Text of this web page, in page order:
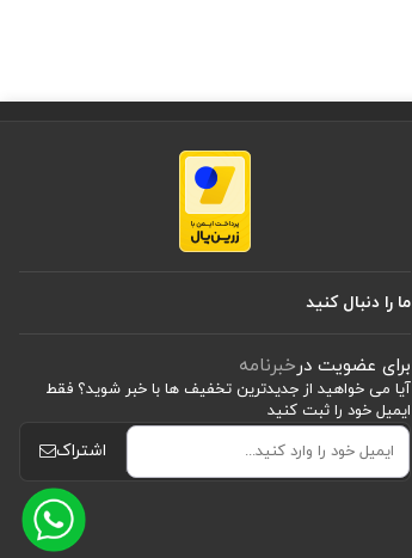
ما را دنبال کنید
برای عضویت درخبرنامه
آیا می خواهید از جدید‌ترین تخفیف‌ ها با‌ خبر شوید؟ فقط
ایمیل خود را ثبت کنید
اشتراک